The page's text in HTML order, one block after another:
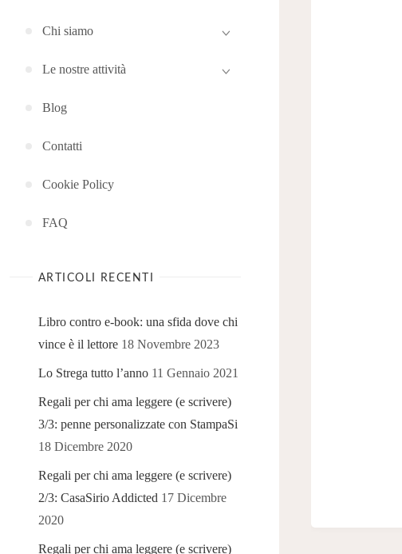
Chi siamo
Le nostre attività
Blog
Contatti
Cookie Policy
FAQ
ARTICOLI RECENTI
Libro contro e-book: una sfida dove chi
vince è il lettore 18 Novembre 2023
Lo Strega tutto l’anno 11 Gennaio 2021
Regali per chi ama leggere (e scrivere)
3/3: penne personalizzate con StampaSi
18 Dicembre 2020
Regali per chi ama leggere (e scrivere)
2/3: CasaSirio Addicted 17 Dicembre
2020
Regali per chi ama leggere (e scrivere)